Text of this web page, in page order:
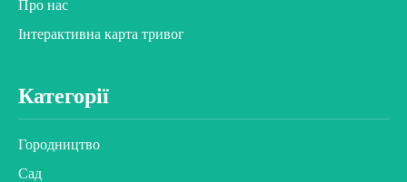
Про нас
Інтерактивна карта тривог
Категорії
Городництво
Сад